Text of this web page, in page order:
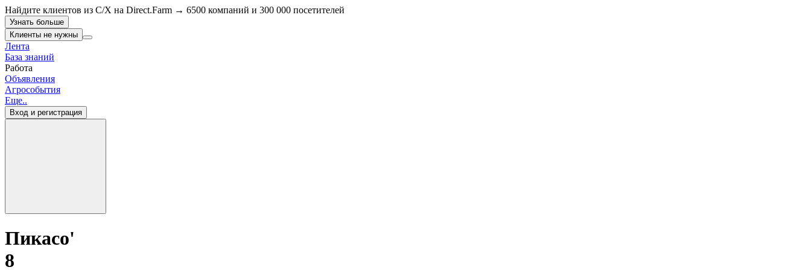
Найдите клиентов из С/Х на Direct.Farm → 6500 компаний и 300 000 посетителей
Узнать больше
Клиенты не нужны
Лента
База знаний
Работа
Объявления
Агрособытия
Еще..
Вход и регистрация
Пикасо'
8